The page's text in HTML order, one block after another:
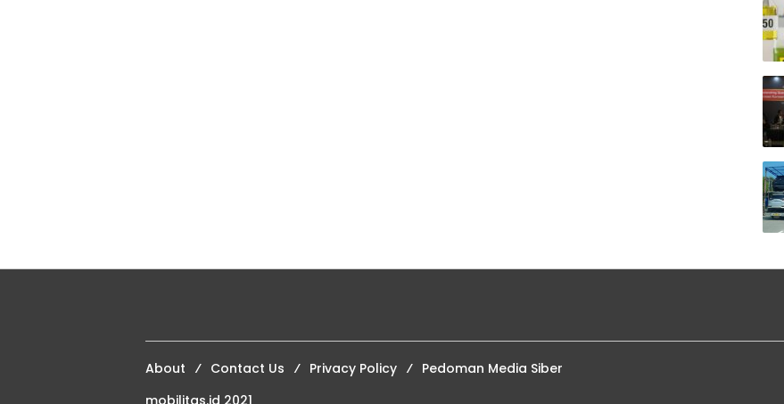
About Contact Us Privacy Policy
Pedoman Media Siber
mobilitas.id 2021